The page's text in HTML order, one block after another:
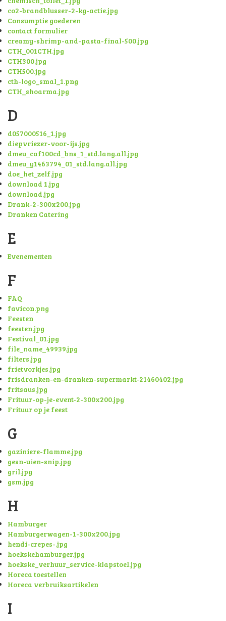
co2-brandblusser-2-kg-actie.jpg
Consumptie goederen
contact formulier
creamy-shrimp-and-pasta-final-500.jpg
CTH_001CTH.jpg
CTH300.jpg
CTH500.jpg
cth-logo_smal_1.png
CTH_shoarma.jpg
D
d057000516_1.jpg
diepvriezer-voor-ijs.jpg
dmeu_caf100cd_bns_1_std.lang.all.jpg
dmeu_y1463794_01_std.lang.all.jpg
doe_het_zelf.jpg
download 1.jpg
download.jpg
Drank-2-300x200.jpg
Dranken Catering
E
Evenementen
F
FAQ
favicon.png
Feesten
feesten.jpg
Festival_01.jpg
file_name_49939.jpg
filters.jpg
frietvorkjes.jpg
frisdranken-en-dranken-supermarkt-21460402.jpg
fritsaus.jpg
Frituur-op-je-event-2-300x200.jpg
Frituur op je feest
G
gaziniere-flamme.jpg
gesn-uien-snip.jpg
gril.jpg
gsm.jpg
H
Hamburger
Hamburgerwagen-1-300x200.jpg
hendi-crepes-.jpg
hoekskehamburger.jpg
hoekske_verhuur_service-klapstoel.jpg
Horeca toestellen
Horeca verbruiksartikelen
I